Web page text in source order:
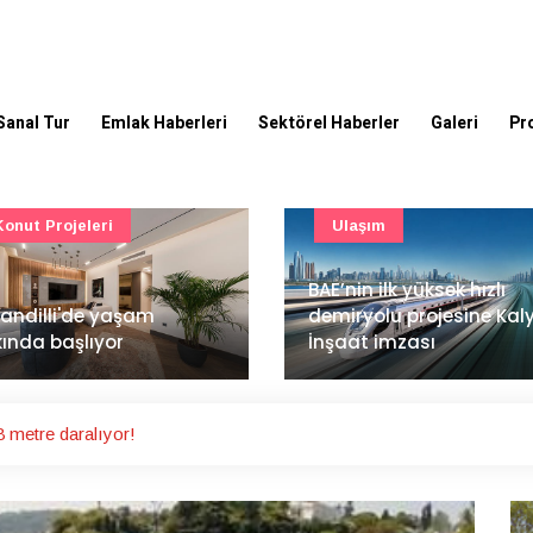
Tur Emlak Haberleri Sektörel Haberler Galeri
ilk yüksek hızlı
projesine Kalyon
imzası
Mimarlık ve mühendislik
projeleri e-PYS ile dijital
ortama taşınacak
Güncel
metre daralıyor!